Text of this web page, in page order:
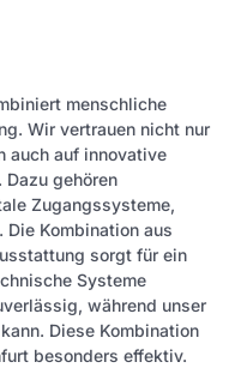
menschliche
Wir vertrauen nicht nur
auch auf innovative
gehören
Zugangssysteme,
Die Kombination aus
sorgt für ein
Systeme
während unser
Diese Kombination
besonders effektiv.